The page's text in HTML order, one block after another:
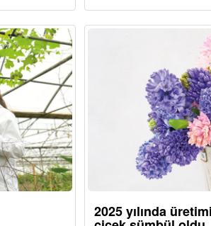
2025 yılında